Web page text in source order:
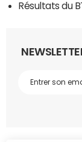
Résultats du